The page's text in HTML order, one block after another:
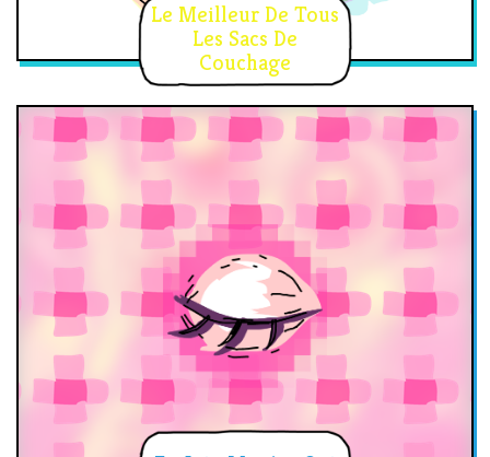
Le Meilleur De Tous
Les Sacs De
Couchage